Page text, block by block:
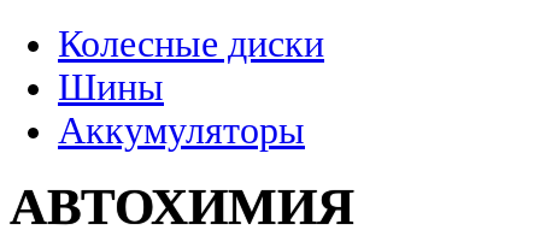
Колесные диски
Шины
Аккумуляторы
АВТОХИМИЯ